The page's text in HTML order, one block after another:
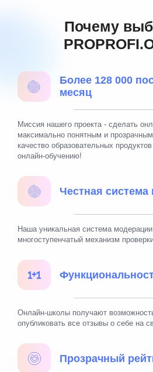
Почему
Более 128 000
месяц
Миссия нашего проекта - сделать
максимально понятным и
качество образовательных
онлайн-обучению!
Честная система
Наша уникальная система
многоступенчатый механизм
Онлайн-школы получают
опубликовать все отзывы о себе на
Прозрачный